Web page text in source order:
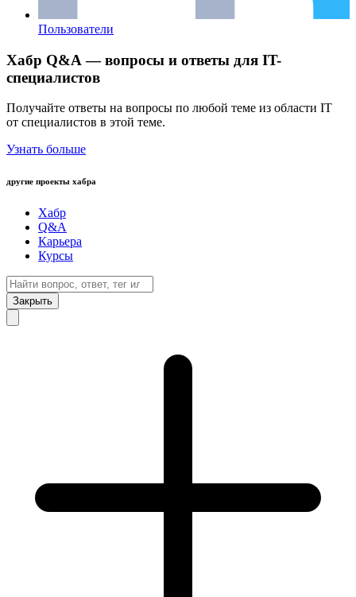
Пользователи
Хабр Q&A — вопросы и ответы для IT-
специалистов
Получайте ответы на вопросы по любой теме из области IT
от специалистов в этой теме.
Узнать больше
другие проекты хабра
Хабр
Q&A
Карьера
Курсы
Закрыть